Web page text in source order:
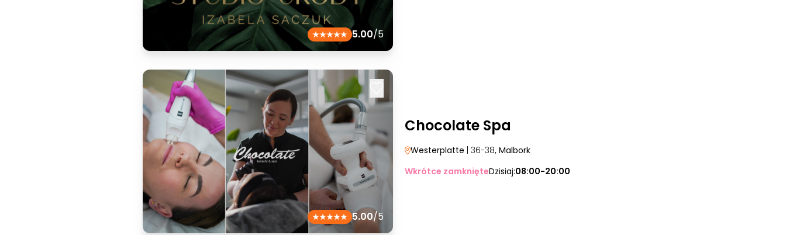
5.00/5
5.00/5
Chocolate Spa
Westerplatte | 36-38, Malbork
Wkrótce zamknięteDzisiaj:08:00-20:00